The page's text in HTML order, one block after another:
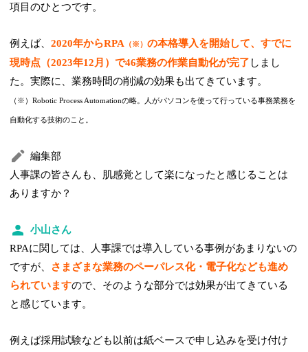
項目のひとつです。
例えば、2020年からRPA （※）の本格導入を開始して、すでに
現時点（2023年12月）で46業務の作業自動化が完了 しまし
た。実際に、業務時間の削減の効果も出てきています。
（※）Robotic Process Automationの略。人がパソコンを使って行っている事務業務を
自動化する技術のこと。
編集部
人事課の皆さんも、肌感覚として楽になったと感じることは
ありますか？
小山さん
RPAに関しては、人事課では導入している事例があまりないの
ですが、
さまざまな業務のペーパレス化・電子化なども進め
られていますので、そのような部分では効果が出てきている
と感じています。
例えば採用試験なども以前は紙ベースで申し込みを受け付け